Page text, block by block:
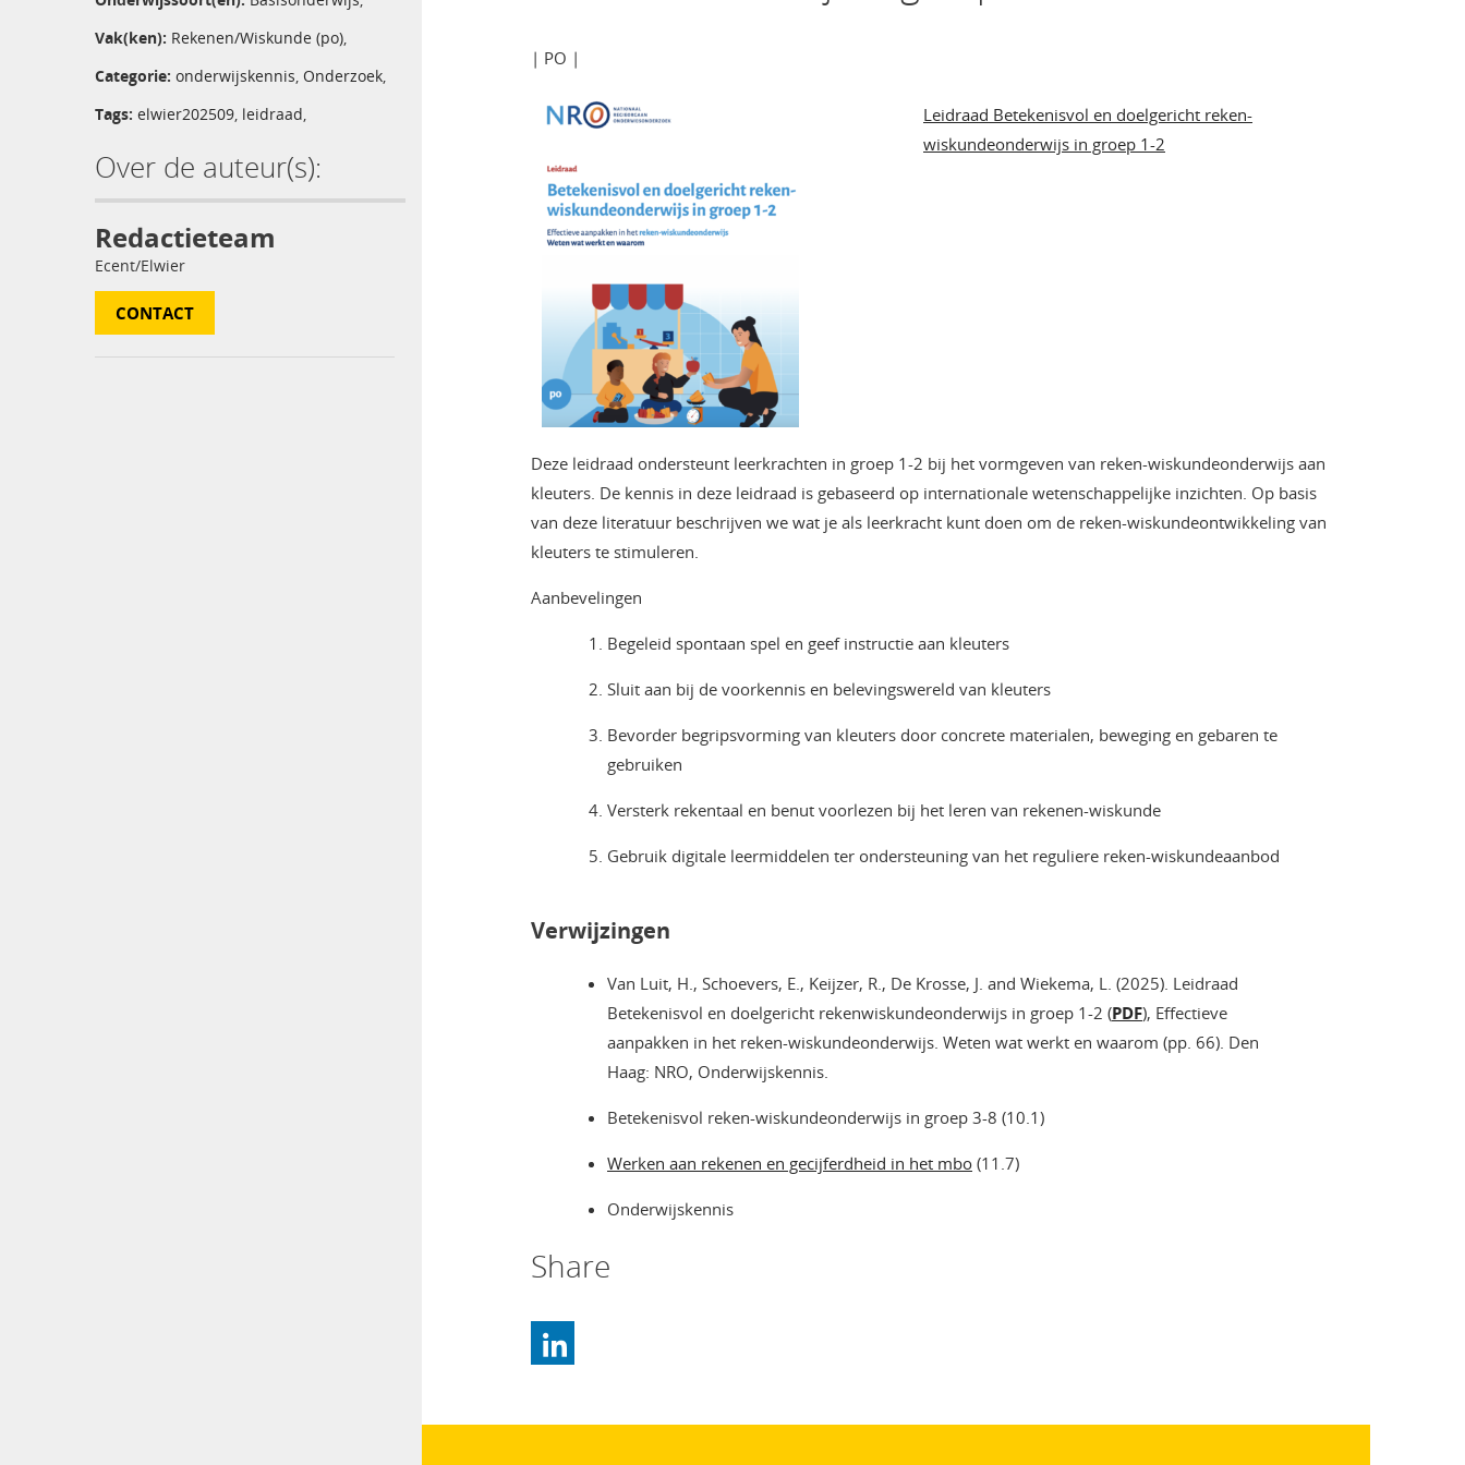
Vak(ken): Rekenen/Wiskunde (po),
Categorie: onderwijskennis, Onderzoek,
Tags: elwier202509, leidraad,
Over de auteur(s):
Redactieteam
Ecent/Elwier
CONTACT
| PO |
Leidraad Betekenisvol en doelgericht reken-
wiskundeonderwijs in groep 1-2
Deze leidraad ondersteunt leerkrachten in groep 1-2 bij het vormgeven van reken-wiskundeonderwijs aan
kleuters. De kennis in deze leidraad is gebaseerd op internationale wetenschappelijke inzichten. Op basis
van deze literatuur beschrijven we wat je als leerkracht kunt doen om de reken-wiskundeontwikkeling van
kleuters te stimuleren.
Aanbevelingen
Begeleid spontaan spel en geef instructie aan kleuters
Sluit aan bij de voorkennis en belevingswereld van kleuters
Bevorder begripsvorming van kleuters door concrete materialen, beweging en gebaren te
gebruiken
Versterk rekentaal en benut voorlezen bij het leren van rekenen-wiskunde
Gebruik digitale leermiddelen ter ondersteuning van het reguliere reken-wiskundeaanbod
Verwijzingen
Van Luit, H., Schoevers, E., Keijzer, R., De Krosse, J. and Wiekema, L. (2025). Leidraad
Betekenisvol en doelgericht rekenwiskundeonderwijs in groep 1-2 (PDF), Effectieve
aanpakken in het reken-wiskundeonderwijs. Weten wat werkt en waarom (pp. 66). Den
Haag: NRO, Onderwijskennis.
Betekenisvol reken-wiskundeonderwijs in groep 3-8 (10.1)
Werken aan rekenen en gecijferdheid in het mbo (11.7)
Onderwijskennis
Share